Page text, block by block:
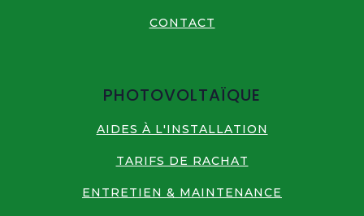
CONTACT
PHOTOVOLTAÏQUE
AIDES À L'INSTALLATION
TARIFS DE RACHAT
ENTRETIEN & MAINTENANCE